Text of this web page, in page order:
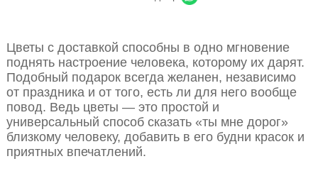
Цветы с доставкой способны в одно мгновение
поднять настроение человека, которому их дарят.
Подобный подарок всегда желанен, независимо
от праздника и от того, есть ли для него вообще
повод. Ведь цветы — это простой и
универсальный способ сказать «ты мне дорог»
близкому человеку, добавить в его будни красок и
приятных впечатлений.